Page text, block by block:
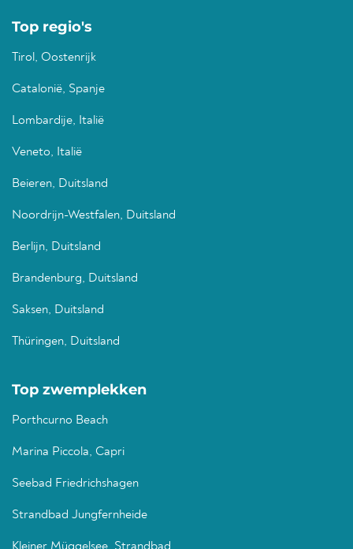
Top regio's
Tirol, Oostenrijk
Catalonië, Spanje
Lombardije, Italië
Veneto, Italië
Beieren, Duitsland
Noordrijn-Westfalen, Duitsland
Berlijn, Duitsland
Brandenburg, Duitsland
Saksen, Duitsland
Thüringen, Duitsland
Top zwemplekken
Porthcurno Beach
Marina Piccola, Capri
Seebad Friedrichshagen
Strandbad Jungfernheide